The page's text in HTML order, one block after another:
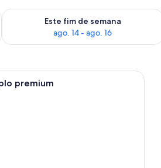
9 - ago. 10
Este fim de semana
ago. 14 - ago. 16
Verifica a disponibilidade para este
e mesa.Quarto com duas camas, uma mesa
premium